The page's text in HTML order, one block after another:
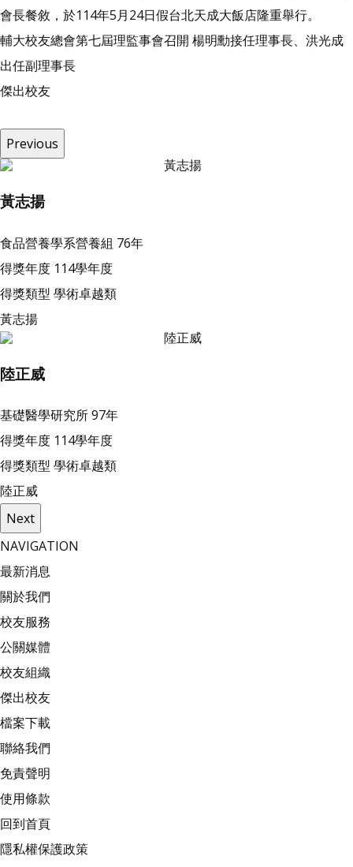
會長餐敘，於114年5月24日假台北天成大飯店隆重舉行。
輔大校友總會第七屆理監事會召開 楊明勳接任理事長、洪光成
出任副理事長
傑出校友
Previous
黃志揚
食品營養學系營養組 76年
得獎年度 114學年度
得獎類型 學術卓越類
黃志揚
陸正威
基礎醫學研究所97年
得獎年度 114學年度
得獎類型 學術卓越類
陸正威
Next
NAVIGATION
最新消息
關於我們
校友服務
公關媒體
校友組織
傑出校友
檔案下載
聯絡我們
免責聲明
使用條款
回到首頁
隱私權保護政策